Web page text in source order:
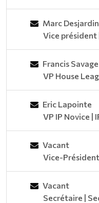
Marc
Vice
Francis Savage
VP House
Eric Lapointe
VP IP Novice |
Vacant
Vice-Président
Vacant
Secrétaire |